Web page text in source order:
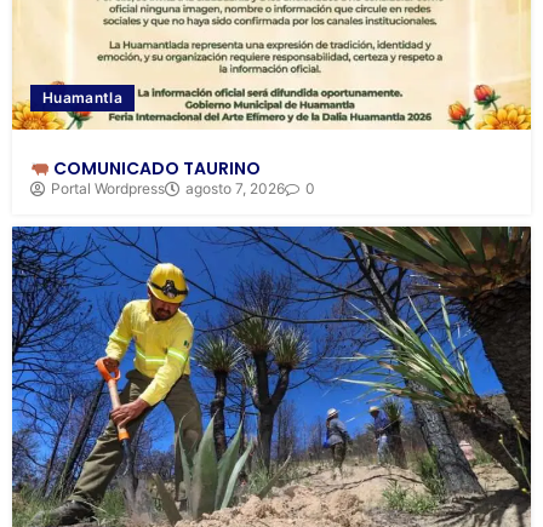
Huamantla
COMUNICADO TAURINO
Portal Wordpress agosto 7, 2026 0